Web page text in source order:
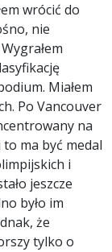
wrócić do
nie
Miałem
Po Vancouver
na
ma być medal
i
jeszcze
było im
że
tylko o